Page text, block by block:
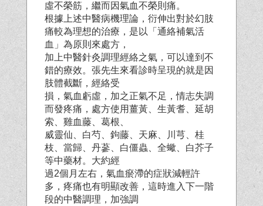
虛不榮筋，繼而因氣血不榮則痛。
根據上述中醫病機理論，衍伸出對於幻肢
痛較為理想的治療，是以「通絡補氣活
血」為原則來處方，
加上中醫針灸調理經絡之氣，可以達到不
錯的療效。張先生來看診時呈現的就是因
肢體截斷，經絡受
損，氣血虧虛，加之正氣不足，情志失調
而發疼痛，處方使用薑黃、生黃耆、延胡
索、雞血藤、葛根、
威靈仙、白芍、鉤藤、天麻、川芎、桂
枝、當歸、丹蔘、白僵蟲、全蠍、白芥子
等中藥材。大約經
過2個月左右，氣血瘀滯的症狀減輕許
多，疼痛也有明顯改善，這時進入下一階
段的中醫調理，加強調